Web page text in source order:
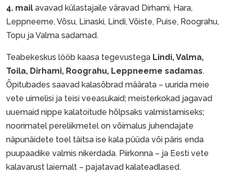
4. mail avavad külastajaile väravad Dirhami, Hara,
Leppneeme, Võsu, Linaski, Lindi, Võiste, Puise, Roograhu,
Topu ja Valma sadamad.
Teabekeskus lööb kaasa tegevustega Lindi, Valma,
Toila, Dirhami, Roograhu, Leppneeme sadamas.
Õpitubades saavad kalasõbrad määrata – uurida meie
vete uimelisi ja teisi veeasukaid; meisterkokad jagavad
uuemaid nippe kalatoitude hõlpsaks valmistamiseks;
noorimatel pereliikmetel on võimalus juhendajate
näpunäidete toel täitsa ise kala püüda või päris enda
puupaadike valmis nikerdada. Piirkonna – ja Eesti vete
kalavarust laiemalt – pajatavad kalateadlased.